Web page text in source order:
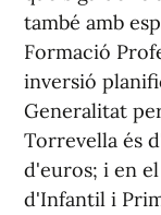
també amb
Formació
inversió
Generalitat
Torrevella és
d'euros; i en
d'Infantil i